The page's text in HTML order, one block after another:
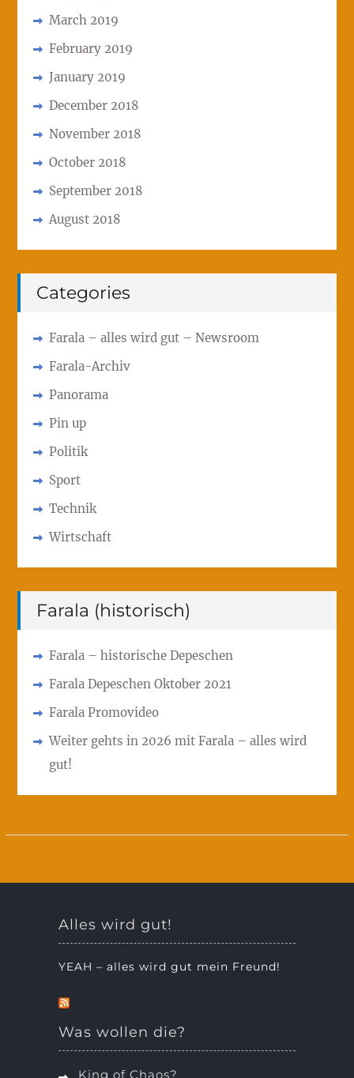
March 2019
February 2019
January 2019
December 2018
November 2018
October 2018
September 2018
August 2018
Categories
Farala – alles wird gut – Newsroom
Farala-Archiv
Panorama
Pin up
Politik
Sport
Technik
Wirtschaft
Farala (historisch)
Farala – historische Depeschen
Farala Depeschen Oktober 2021
Farala Promovideo
Weiter gehts in 2026 mit Farala – alles wird
gut!
Alles wird gut!
YEAH – alles wird gut mein Freund!
Was wollen die?
King of Chaos?